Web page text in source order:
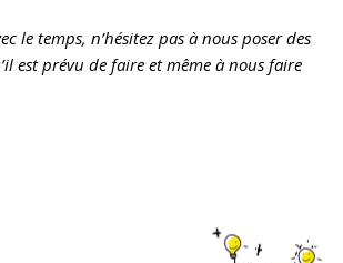
le temps, n’hésitez pas à nous poser des
est prévu de faire et même à nous faire